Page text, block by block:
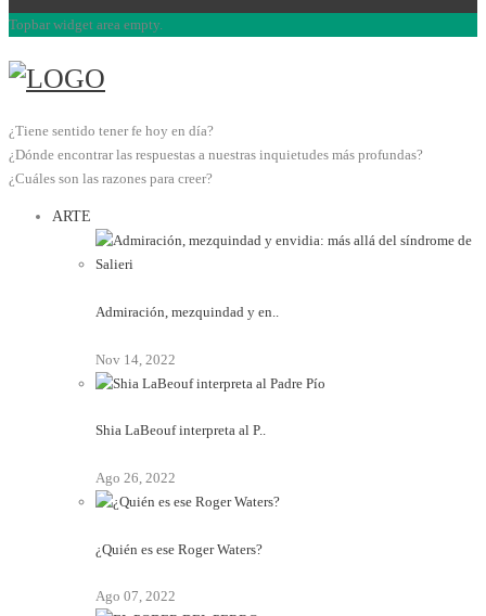
Topbar widget area empty.
¿Tiene sentido tener fe hoy en día?
¿Dónde encontrar las respuestas a nuestras inquietudes más profundas?
¿Cuáles son las razones para creer?
ARTE
Admiración, mezquindad y en..
Nov 14, 2022
Shia LaBeouf interpreta al P..
Ago 26, 2022
¿Quién es ese Roger Waters?
Ago 07, 2022